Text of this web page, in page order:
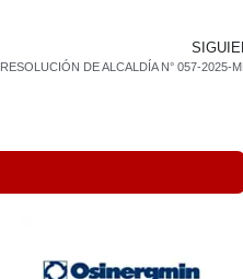
RESOLUCIÓN DE ALCALDÍA N° 057-2025-